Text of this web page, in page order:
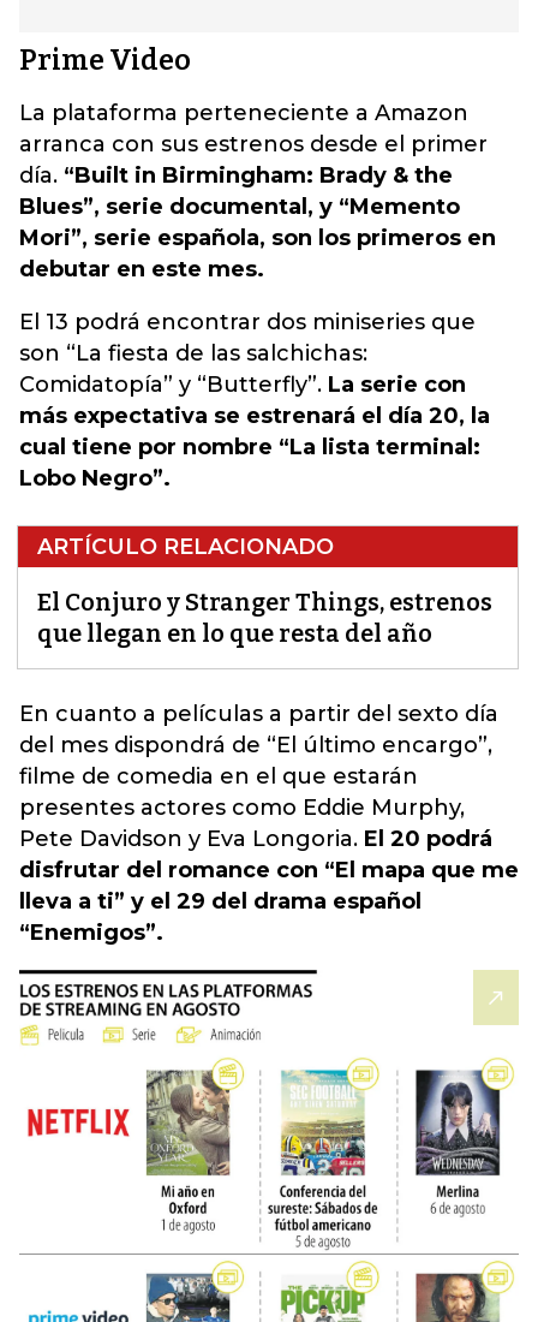
Prime Video
La plataforma perteneciente a Amazon
arranca con sus estrenos desde el primer
día. “Built in Birmingham: Brady & the
Blues”, serie documental, y “Memento
Mori”, serie española, son los primeros en
debutar en este mes.
El 13 podrá encontrar dos miniseries que
son “La fiesta de las salchichas:
Comidatopía” y “Butterfly”. La serie con
más expectativa se estrenará el día 20, la
cual tiene por nombre “La lista terminal:
Lobo Negro”.
ARTÍCULO RELACIONADO
El Conjuro y Stranger Things, estrenos
que llegan en lo que resta del año
En cuanto a películas a partir del sexto día
del mes dispondrá de “El último encargo”,
filme de comedia en el que estarán
presentes actores como Eddie Murphy,
Pete Davidson y Eva Longoria. El 20 podrá
disfrutar del romance con “El mapa que me
lleva a ti” y el 29 del drama español
“Enemigos”.